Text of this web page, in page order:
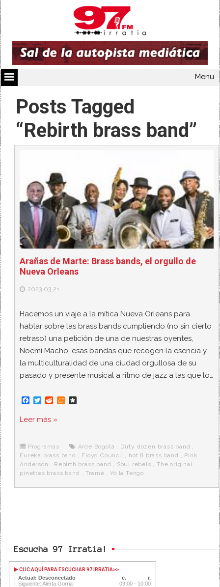
Menu
Posts Tagged
“Rebirth brass band”
Arañas de Marte: Brass bands, el orgullo de
Nueva Orleans
2023.03.21
Hacemos un viaje a la mítica Nueva Orleans para
hablar sobre las brass bands cumpliendo (no sin cierto
retraso) una petición de una de nuestras oyentes,
Noemí Macho; esas bandas que recogen la esencia y
la multiculturalidad de una ciudad orgullosa de su
pasado y presente musical a ritmo de jazz a las que lo…
F
c
e
o
k
T
i
t
r
R
d
M
e
r
a
Leer más »
Programas Arde Bogotá , Dirty dozen brass band ,
Eureka brass band , Floyd Council , hot 8 brass band , Pink
Anderson , Rebirth brass band , Soul rebels ,The original
pinettes brass band , Tremé ,Yo la Tengo
Escucha 97 Irratia!
CLIC AQUÍ PARA ESCUCHAR 97 IRRATIA>>
Actual: Desconectado
Siguiente: Alerta Gorria
09:00 - 10:00